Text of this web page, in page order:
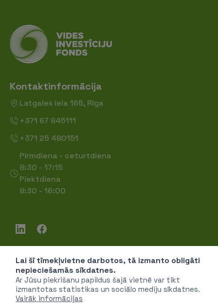
Lai šī tīmekļvietne darbotos, tā izmanto obligāti
nepieciešamās sīkdatnes.
Ar Jūsu piekrišanu papildus šajā vietnē var tikt
izmantotas statistikas un sociālo mediju sīkdatnes.
Vairāk informācijas
Kontaktinformācija
Latgales iela 165, Rīga
+371 67 845111
+371 25 480151
Pirmdiena - ceturtdiena
8:30 - 17:15
Piektdiena
8:30 - 16:00
Piekļūstamība
Privātuma politika